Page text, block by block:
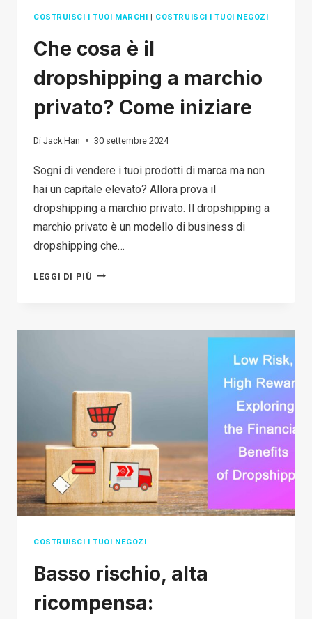
COSTRUISCI I TUOI MARCHI | COSTRUISCI I TUOI NEGOZI
Che cosa è il
dropshipping a marchio
privato? Come iniziare
Di Jack Han 30 settembre 2024
Sogni di vendere i tuoi prodotti di marca ma non
hai un capitale elevato? Allora prova il
dropshipping a marchio privato. Il dropshipping a
marchio privato è un modello di business di
dropshipping che…
LEGGI DI PIÙ CHE
IL
PRIVATO?
COME
INIZIARE
COSTRUISCI I TUOI NEGOZI
Basso rischio, alta
ricompensa: